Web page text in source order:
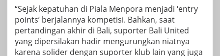
“Sejak kepatuhan di Piala Menpora menjadi ‘entry
points’ berjalannya kompetisi. Bahkan, saat
pertandingan akhir di Bali, suporter Bali United
yang dipersilakan hadir mengurungkan niatnya
karena solider dengan suporter klub lain yang juga